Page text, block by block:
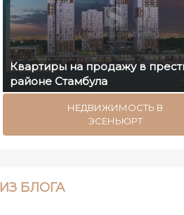
Квартиры на продажу в
районе Стамбула
НЕДВИЖИМОСТЬ В
ЭСЕНЬЮРТ
ИЗ БЛОГА